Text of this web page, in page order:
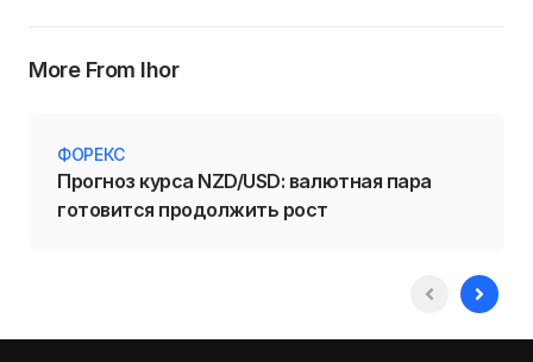
More From Ihor
ФОРЕКС
Прогноз курса NZD/USD: валютная пара
готовится продолжить рост